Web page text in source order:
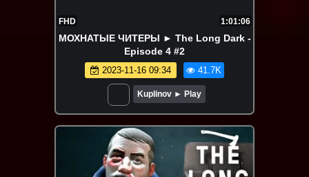
FHD 1:01:06
МОХНАТЫЕ ЧИТЕРЫ ► The Long Dark -
Episode 4 #2
2023-11-16 09:34 41.7K
Kuplinov ► Play